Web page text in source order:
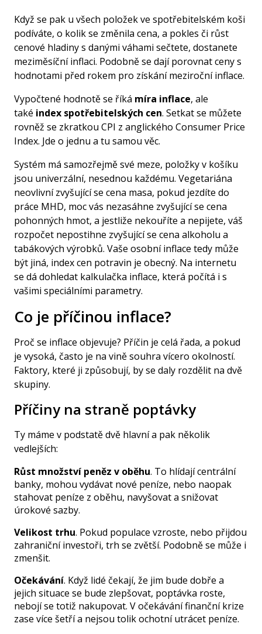
Když se pak u všech položek ve spotřebitelském koši
podíváte, o kolik se změnila cena, a pokles či růst
cenové hladiny s danými váhami sečtete, dostanete
meziměsíční inflaci. Podobně se dají porovnat ceny s
hodnotami před rokem pro získání meziroční inflace.
Vypočtené hodnotě se říká míra inflace, ale
také index spotřebitelských cen. Setkat se můžete
rovněž se zkratkou CPI z anglického Consumer Price
Index. Jde o jednu a tu samou věc.
Systém má samozřejmě své meze, položky v košíku
jsou univerzální, nesednou každému. Vegetariána
neovlivní zvyšující se cena masa, pokud jezdíte do
práce MHD, moc vás nezasáhne zvyšující se cena
pohonných hmot, a jestliže nekouříte a nepijete, váš
rozpočet nepostihne zvyšující se cena alkoholu a
tabákových výrobků. Vaše osobní inflace tedy může
být jiná, index cen potravin je obecný. Na internetu
se dá dohledat kalkulačka inflace, která počítá i s
vašimi speciálními parametry.
Co je příčinou inflace?
Proč se inflace objevuje? Příčin je celá řada, a pokud
je vysoká, často je na vině souhra vícero okolností.
Faktory, které ji způsobují, by se daly rozdělit na dvě
skupiny.
Příčiny na straně poptávky
Ty máme v podstatě dvě hlavní a pak několik
vedlejších:
Růst množství peněz v oběhu. To hlídají centrální
banky, mohou vydávat nové peníze, nebo naopak
stahovat peníze z oběhu, navyšovat a snižovat
úrokové sazby.
Velikost trhu. Pokud populace vzroste, nebo přijdou
zahraniční investoři, trh se zvětší. Podobně se může i
zmenšit.
Očekávání. Když lidé čekají, že jim bude dobře a
jejich situace se bude zlepšovat, poptávka roste,
nebojí se totiž nakupovat. V očekávání finanční krize
zase více šetří a nejsou tolik ochotní utrácet peníze.